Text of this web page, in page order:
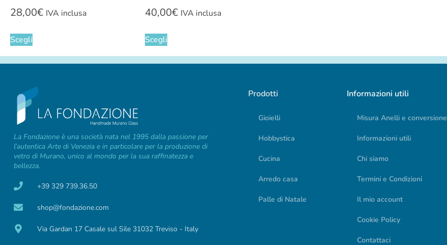
28,00€ IVA inclusa
Scegli
40,00€ IVA inclusa
Scegli
La Fondazione è una società nata nel 1995 dalla passione per
l’autentica Arte di Venezia e in particolare per la produzione di
vetro di Murano, unico al mondo per la sua raffinatezza e
bellezza.
+39 329 739.36.50
shop@fondazione.com
Via Gardan 17 Casale sul Sile 31032 Treviso - Italy
Prodotti
Gioielli
Hobbystica
Cucina
Arredo casa
Palle di Natale
Informazioni utili
Misura Anelli e conversione
Informazioni utili
Chi siamo
Termini e Condizioni
Il mio account
Cookie Policy
Contattaci